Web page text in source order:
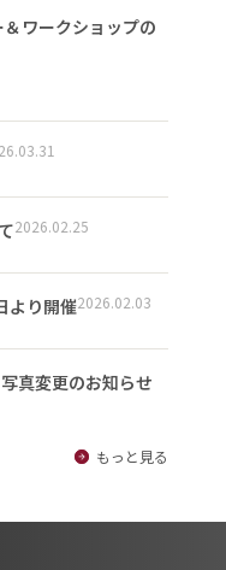
ワークショップの
2026.02.25
より開催2026.02.03
真変更のお知らせ
もっと見る